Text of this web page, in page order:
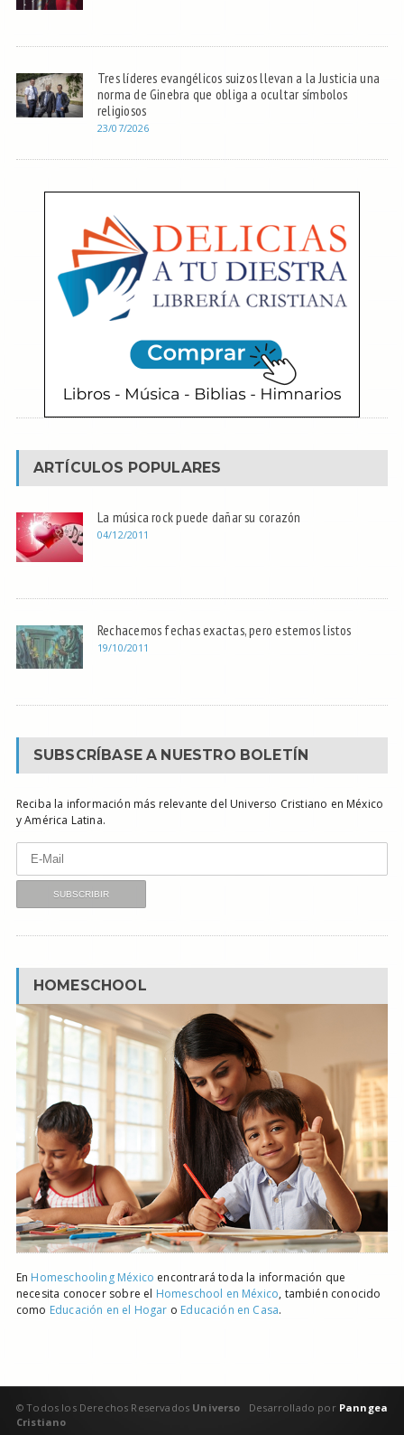
Tres líderes evangélicos suizos llevan a la Justicia una
norma de Ginebra que obliga a ocultar símbolos
religiosos
23/07/2026
ARTÍCULOS POPULARES
La música rock puede dañar su corazón
04/12/2011
Rechacemos fechas exactas, pero estemos listos
19/10/2011
SUBSCRÍBASE A NUESTRO BOLETÍN
Reciba la información más relevante del Universo Cristiano en México
y América Latina.
HOMESCHOOL
En Homeschooling México encontrará toda la información que
necesita conocer sobre el Homeschool en México, también conocido
como Educación en el Hogar o Educación en Casa.
Desarrollado porPanngea
© Todos los Derechos Reservados Universo
Cristiano